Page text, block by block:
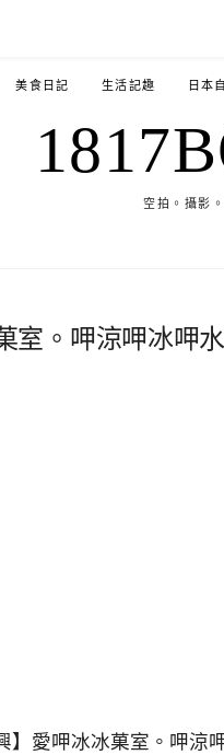
美食日記 生活記趣 日本
空拍。攝影
室。呷涼呷冰呷
】愛呷冰冰菓室。呷涼